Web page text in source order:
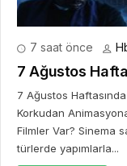
7 saat önce
7 Ağustos
7 Ağustos
Korkudan
Filmler Var? Sinema
türlerde yapımlarla...